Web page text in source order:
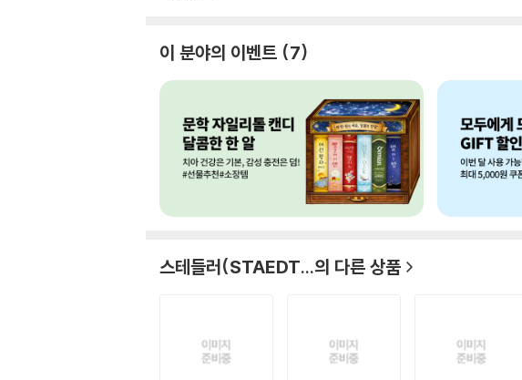
이 분야의 이벤트 7
스테들러(STAEDT...의 다른 상품